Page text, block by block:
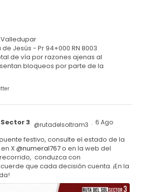
Jesús - Pr 94+000 RN 8003
de vía por razones ajenas al
bloqueos por parte de la
3 @rutadelsoltram3 · 6 Ago
festivo, consulte el estado de la
X@numeral767o en la web del
recorrido, conduzca con
que cada decisión cuenta. ¡En la